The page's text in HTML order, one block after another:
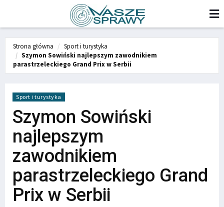
Strona główna
Sport i turystyka
Szymon Sowiński najlepszym zawodnikiem
parastrzeleckiego Grand Prix w Serbii
Sport i turystyka
Szymon Sowiński
najlepszym
zawodnikiem
parastrzeleckiego Grand
Prix w Serbii